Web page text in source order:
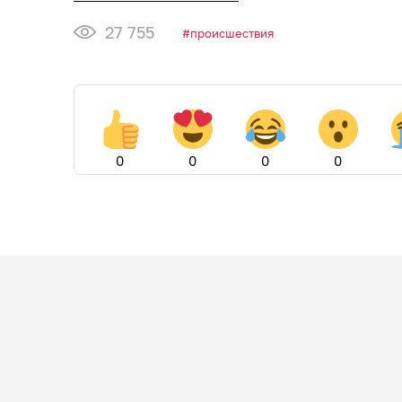
27 755
происшествия
0 0 0 0